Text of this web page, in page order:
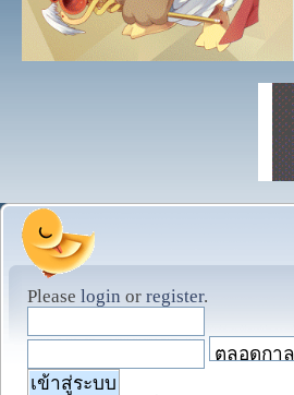
Please login or register.